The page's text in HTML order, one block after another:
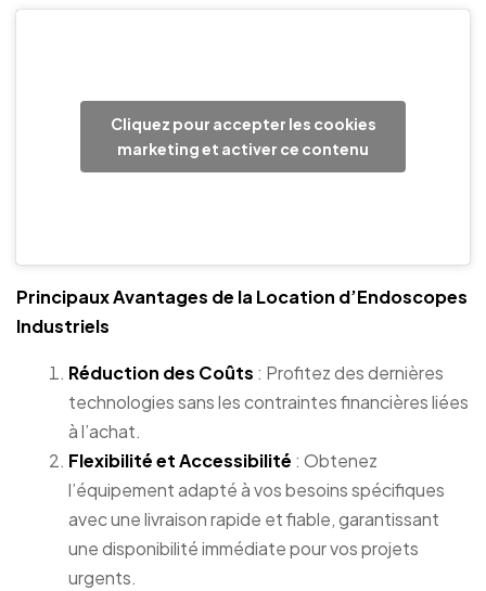
Cliquez pour accepter les cookies
marketing et activer ce contenu
Principaux Avantages de la Location d’Endoscopes
Industriels
Réduction des Coûts : Profitez des dernières
technologies sans les contraintes financières liées
à l’achat.
Flexibilité et Accessibilité : Obtenez
l’équipement adapté à vos besoins spécifiques
avec une livraison rapide et fiable, garantissant
une disponibilité immédiate pour vos projets
urgents.